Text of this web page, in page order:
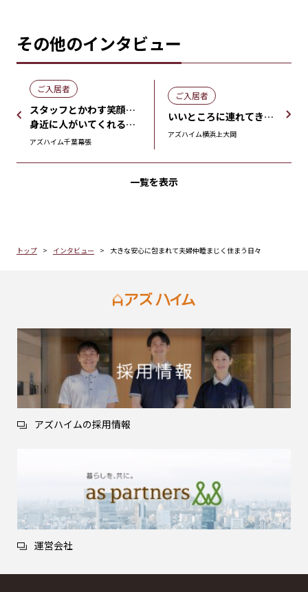
トップ インタビュー 大きな安心に包まれて夫婦仲睦まじく住まう日々
その他のインタビュー
ご入居者
スタッフとかわす笑顔のやりとり
身近に人がいてくれる安心があります
アズハイム千葉幕張
一覧を表示
ご入居者
いいところに連れてきれくれた娘に感謝
アズハイム横浜上大岡
アズハイムの採用情報
運営会社